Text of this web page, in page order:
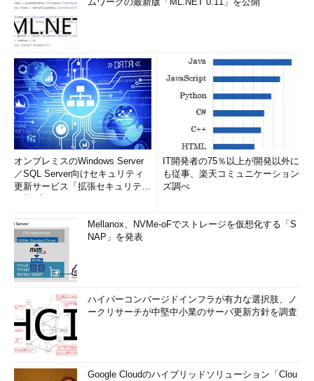
オンプレミスのWindows Server
／SQL Server向けセキュリティ
更新サービス「拡張セキュリティ
IT開発者の75％以上が開発以外に
も従事、楽天コミュニケーション
ズ調べ
Mellanox、NVMe-oFでストレージを仮想化する「S
NAP」を発表
ハイパーコンバージドインフラが有力な選択肢、ノ
ークリサーチが中堅中小業のサーバ更新方針を調査
Google Cloudのハイブリッドソリューション「Clou